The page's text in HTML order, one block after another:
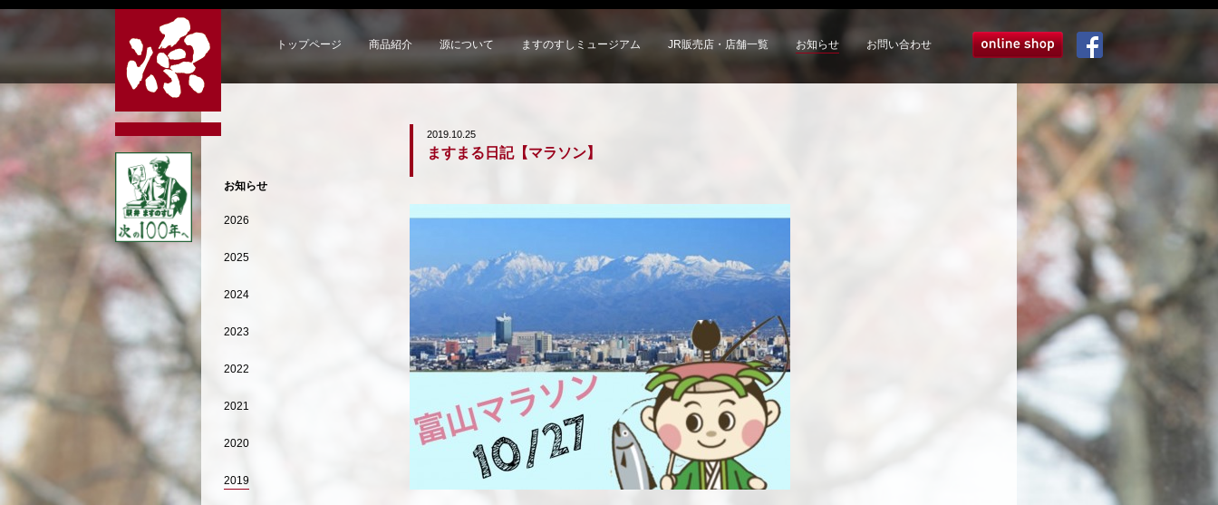
トップページ 商品紹介 源について ますのすしミュージアム JR販売店・店舗一覧 お知らせ お問い合わせ オンラインショップ
2019.10.25
ますまる日記【マラソン】
お知らせ
2026
2025
2024
2023
2022
2021
2020
2019